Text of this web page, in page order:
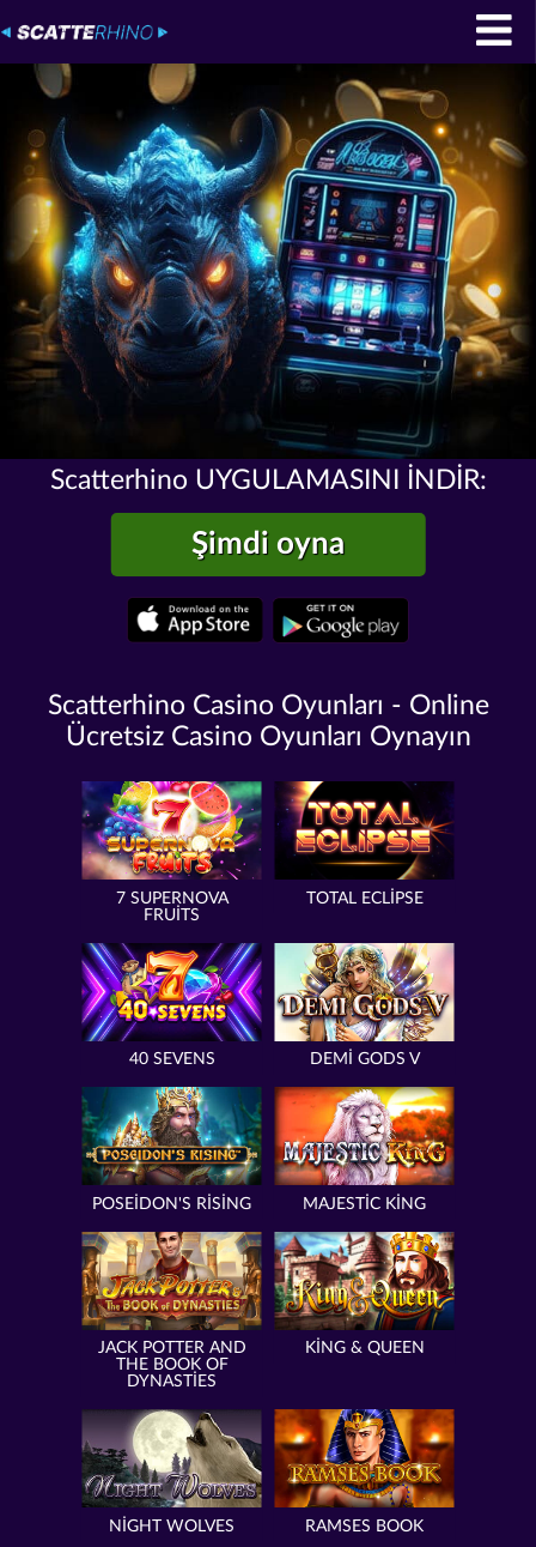
Scatterhino UYGULAMASINI İNDİR:
Şimdi oyna
Scatterhino Casino Oyunları - Online
Ücretsiz Casino Oyunları Oynayın
7 SUPERNOVA
FRUITS
TOTAL ECLIPSE
40 SEVENS DEMI GODS V
POSEIDON'S RISING MAJESTIC KING
JACK POTTER AND
THE BOOK OF
DYNASTIES
KING & QUEEN
NIGHT WOLVES RAMSES BOOK